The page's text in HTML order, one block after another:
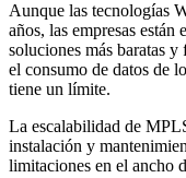
Aunque las tecnologías
años, las empresas están
soluciones más baratas
el consumo de datos de
tiene un límite.
La escalabilidad de
instalación y
limitaciones en el ancho